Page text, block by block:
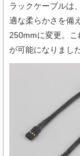
ラックケーブルは
適な柔らかさを備
250mmに変更。
が可能になりました